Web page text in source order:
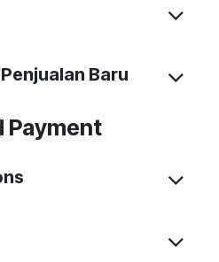
Baru
Payment